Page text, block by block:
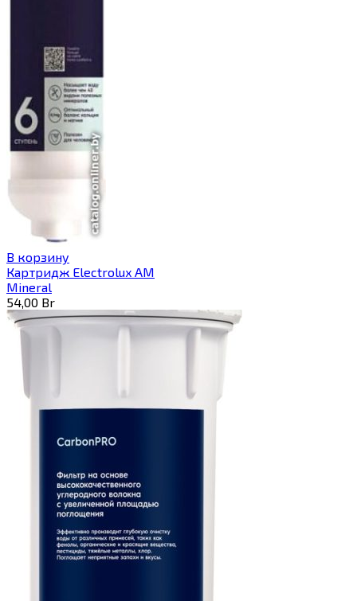
В корзину
Картридж Electrolux AM
Mineral
54,00 Br